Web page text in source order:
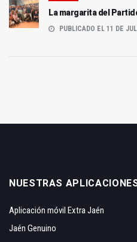
La margarita del
PUBLICADO EL 11 DE
NUESTRAS
Aplicación móvil Extra Jaén
Jaén Genuino